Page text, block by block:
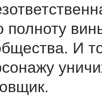
полноту
И